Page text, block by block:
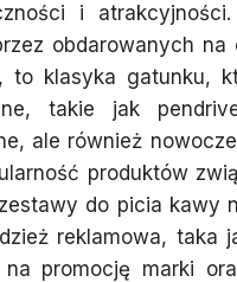
i
obdarowanych
to klasyka gatunku,
takie jak
ale również
produktów
do picia kawy
reklamowa, taka
na promocję marki